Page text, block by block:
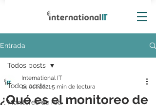
Entrada
Todos posts
Monitoreo de red
Todos posts
¿Qué es el monitoreo de
International IT
14 oct 20215 min de lectura